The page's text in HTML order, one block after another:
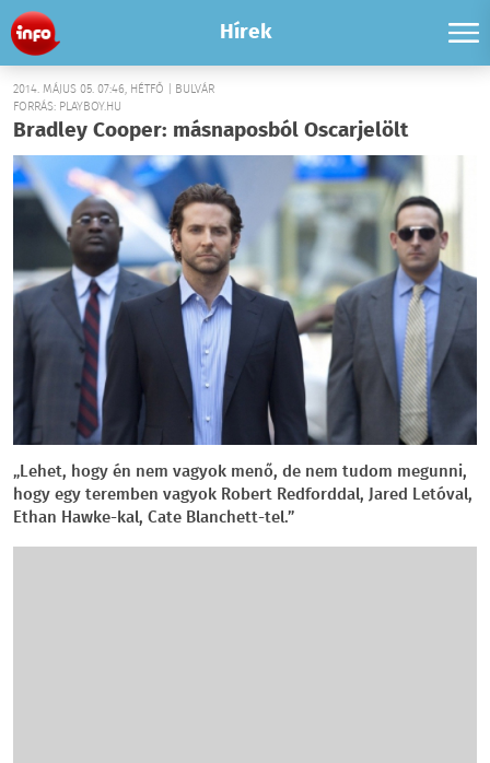
Hírek
2014. MÁJUS 05. 07:46, HÉTFŐ | BULVÁR
FORRÁS: PLAYBOY.HU
Bradley Cooper: másnaposból Oscarjelölt
„Lehet, hogy én nem vagyok menő, de nem tudom megunni,
hogy egy teremben vagyok Robert Redforddal, Jared Letóval,
Ethan Hawke-kal, Cate Blanchett-tel.”